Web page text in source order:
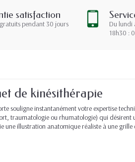
satisfaction
pendant 30 jours
Du lundi
18h30 :
de kinésithérapie
souligne instantanément votre expertise
traumatologie ou rhumatologie) qui désirent
une illustration anatomique réaliste à une